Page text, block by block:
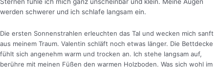
werden schwerer und ich schlafe langsam ein.
Die ersten Sonnenstrahlen erleuchten das Tal und wecken mich sanft
aus meinem Traum. Valentin schläft noch etwas länger. Die Bettdecke
fühlt sich angenehm warm und trocken an. Ich stehe langsam auf,
berühre mit meinen Füßen den warmen Holzboden. Was sich wohl im